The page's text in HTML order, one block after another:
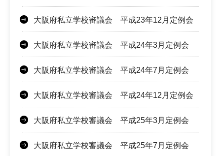
大阪府私立学校審議会 平成23年12月定例会
大阪府私立学校審議会 平成24年3月定例会
大阪府私立学校審議会 平成24年7月定例会
大阪府私立学校審議会 平成24年12月定例会
大阪府私立学校審議会 平成25年3月定例会
大阪府私立学校審議会 平成25年7月定例会